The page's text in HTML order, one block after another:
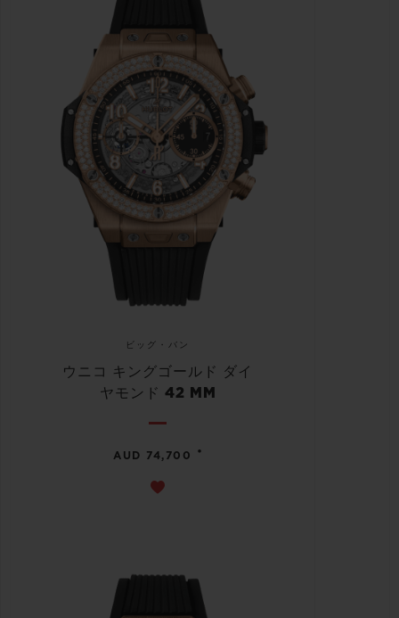
ビッグ・バン
ウニコ キングゴールド ダイ
ヤモンド 42 MM
AUD 74,700 •